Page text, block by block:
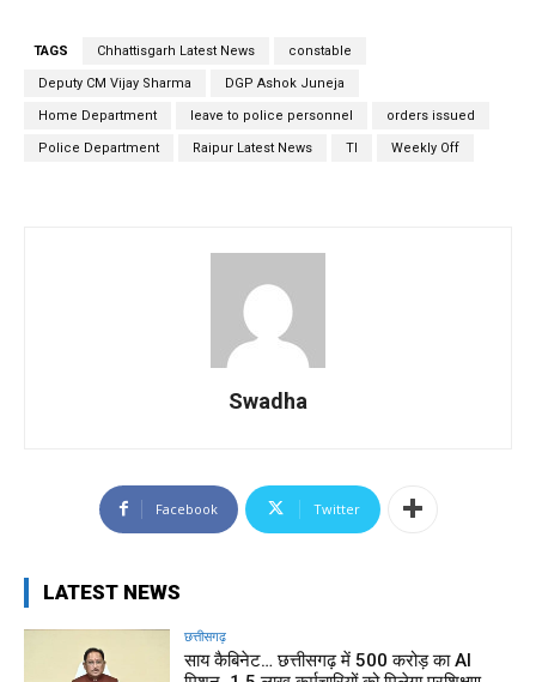
TAGS Chhattisgarh Latest News constable
Deputy CM Vijay Sharma DGP Ashok Juneja
Home Department leave to police personnel orders issued
Police Department Raipur Latest News TI Weekly Off
Swadha
Facebook Twitter
LATEST NEWS
छत्तीसगढ़
साय कैबिनेट… छत्तीसगढ़ में 500 करोड़ का AI